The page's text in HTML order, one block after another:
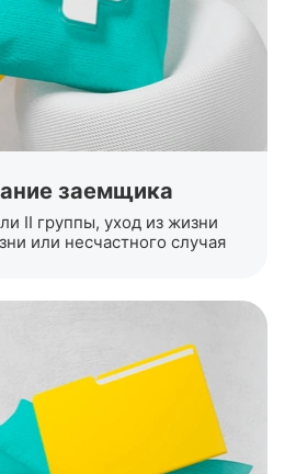
заемщика
II группы, уход из жизни
или несчастного случая